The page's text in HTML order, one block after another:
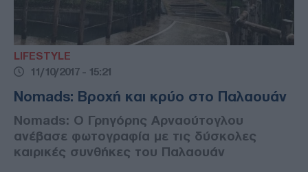
LIFESTYLE
11/10/2017 - 15:21
Nomads: Βροχή και κρύο στο Παλαουάν
Nomads: Ο Γρηγόρης Αρναούτογλου
ανέβασε φωτογραφία με τις δύσκολες
καιρικές συνθήκες του Παλαουάν